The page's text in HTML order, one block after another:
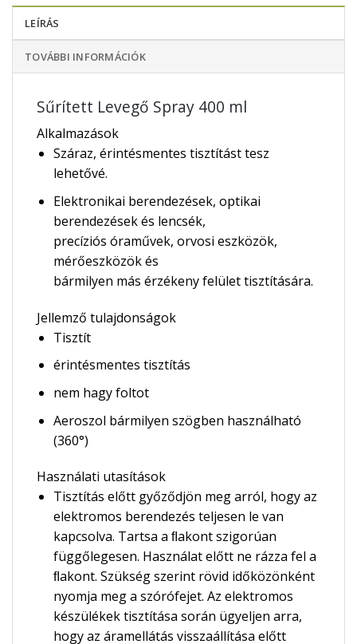
LEÍRÁS
TOVÁBBI INFORMÁCIÓK
Sűrített Levegő Spray 400 ml
Alkalmazások
Száraz, érintésmentes tisztítást tesz
lehetővé.
Elektronikai berendezések, optikai
berendezések és lencsék,
precíziós óraművek, orvosi eszközök,
mérőeszközök és
bármilyen más érzékeny felület tisztítására.
Jellemző tulajdonságok
Tisztít
érintésmentes tisztítás
nem hagy foltot
Aeroszol bármilyen szögben használható
(360°)
Használati utasítások
Tisztítás előtt győződjön meg arról, hogy az
elektromos berendezés teljesen le van
kapcsolva. Tartsa a ﬂakont szigorúan
függőlegesen. Használat előtt ne rázza fel a
ﬂakont. Szükség szerint rövid időközönként
nyomja meg a szórófejet. Az elektromos
készülékek tisztítása során ügyeljen arra,
hogy az áramellátás visszaállítása előtt